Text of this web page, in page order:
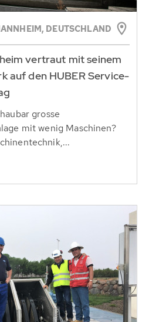
DEUTSCHLAND
vertraut mit seinem
auf den HUBER Service-
grosse
mit wenig Maschinen?